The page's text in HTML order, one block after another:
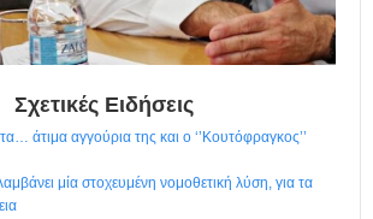
Σχετικές Ειδήσεις
άτιμα αγγούρια της και ο ‘’Κουτόφραγκος’’
μία στοχευμένη νομοθετική λύση, για τα